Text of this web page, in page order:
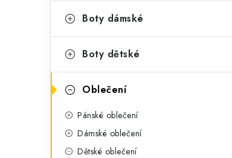
t
r
a
e
o
r
Boty dámské
Boty dětské
Oblečení
Pánské oblečení
Dámské oblečení
Dětské oblečení